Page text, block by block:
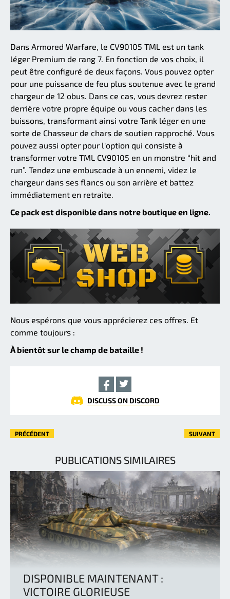
Dans Armored Warfare, le CV90105 TML est un tank
léger Premium de rang 7. En fonction de vos choix, il
peut être configuré de deux façons. Vous pouvez opter
pour une puissance de feu plus soutenue avec le grand
chargeur de 12 obus. Dans ce cas, vous devrez rester
derrière votre propre équipe ou vous cacher dans les
buissons, transformant ainsi votre Tank léger en une
sorte de Chasseur de chars de soutien rapproché. Vous
pouvez aussi opter pour l'option qui consiste à
transformer votre TML CV90105 en un monstre “hit and
run”. Tendez une embuscade à un ennemi, videz le
chargeur dans ses flancs ou son arrière et battez
immédiatement en retraite.
Ce pack est disponible dans notre boutique en ligne.
Nous espérons que vous apprécierez ces offres. Et
comme toujours :
À bientôt sur le champ de bataille !
DISCUSS ON DISCORD
PRÉCÉDENT SUIVANT
PUBLICATIONS SIMILAIRES
DISPONIBLE MAINTENANT :
VICTOIRE GLORIEUSE